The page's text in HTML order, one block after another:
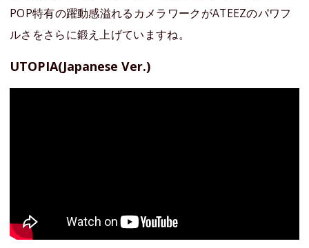
POP特有の躍動感溢れるカメラワークがATEEZのパワフ
ルさをさらに鍛え上げていますね。
UTOPIA(Japanese Ver.)